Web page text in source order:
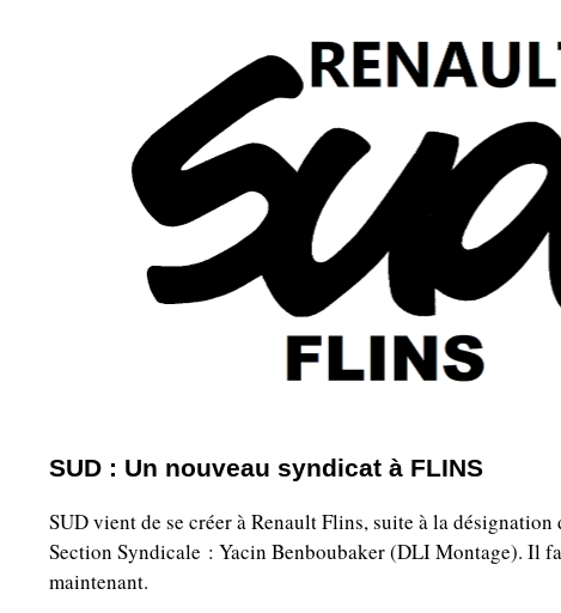
SUD : Un nouveau syndicat à FLINS
SUD vient de se créer à Renault Flins, suite à la désignation
Section Syndicale : Yacin Benboubaker (DLI Montage). Il
maintenant.